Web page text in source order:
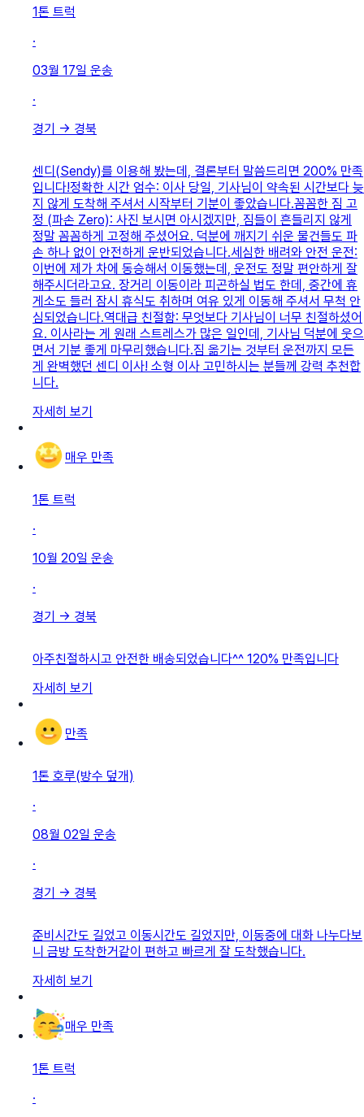
1톤 트럭
·
03월 17일 운송
·
경기 → 경북
센디(Sendy)를 이용해 봤는데, 결론부터 말씀드리면 200% 만족
입니다! ​정확한 시간 엄수: 이사 당일, 기사님이 약속된 시간보다 늦
지 않게 도착해 주셔서 시작부터 기분이 좋았습니다. ​꼼꼼한 짐 고
정 (파손 Zero): 사진 보시면 아시겠지만, 짐들이 흔들리지 않게
정말 꼼꼼하게 고정해 주셨어요. 덕분에 깨지기 쉬운 물건들도 파
손 하나 없이 안전하게 운반되었습니다. ​세심한 배려와 안전 운전:
이번에 제가 차에 동승해서 이동했는데, 운전도 정말 편안하게 잘
해주시더라고요. 장거리 이동이라 피곤하실 법도 한데, 중간에 휴
게소도 들러 잠시 휴식도 취하며 여유 있게 이동해 주셔서 무척 안
심되었습니다. ​역대급 친절함: 무엇보다 기사님이 너무 친절하셨어
요. 이사라는 게 원래 스트레스가 많은 일인데, 기사님 덕분에 웃으
면서 기분 좋게 마무리했습니다. ​짐 옮기는 것부터 운전까지 모든
게 완벽했던 센디 이사! 소형 이사 고민하시는 분들께 강력 추천합
니다.
자세히 보기
매우 만족
1톤 트럭
·
10월 20일 운송
·
경기 → 경북
아주친절하시고 안전한 배송되었습니다^^ 120% 만족입니다
자세히 보기
만족
1톤 호루(방수 덮개)
·
08월 02일 운송
·
경기 → 경북
준비시간도 길었고 이동시간도 길었지만, 이동중에 대화 나누다보
니 금방 도착한거같이 편하고 빠르게 잘 도착했습니다.
자세히 보기
매우 만족
1톤 트럭
·